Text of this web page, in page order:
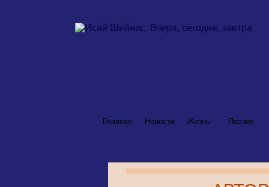
Главная Новости Жизнь Поэзия